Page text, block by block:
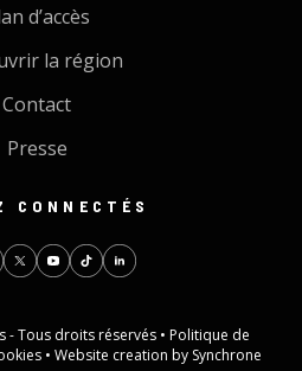
d’accès
la région
Contact
Presse
CONNECTÉS
- Tous droits réservés • Politique de
• Website creation by Synchrone